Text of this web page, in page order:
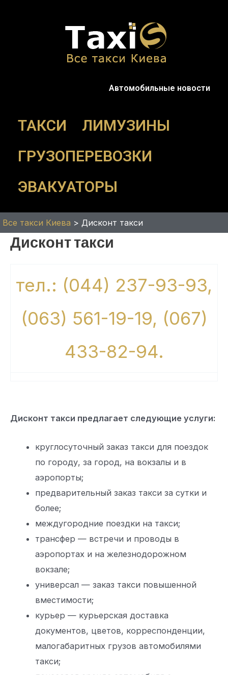
Автомобильные новости
ТАКСИ
ЛИМУЗИНЫ
ГРУЗОПЕРЕВОЗКИ
ЭВАКУАТОРЫ
Все такси Киева > Дисконт такси
Дисконт такси
тел.: (044) 237-93-93,
(063) 561-19-19, (067)
433-82-94.
Дисконт такси предлагает следующие услуги:
круглосуточный заказ такси для поездок
по городу, за город, на вокзалы и в
аэропорты;
предварительный заказ такси за сутки и
более;
междугородние поездки на такси;
трансфер — встречи и проводы в
аэропортах и на железнодорожном
вокзале;
универсал — заказ такси повышенной
вместимости;
курьер — курьерская доставка
документов, цветов, корреспонденции,
малогабаритных грузов автомобилями
такси;